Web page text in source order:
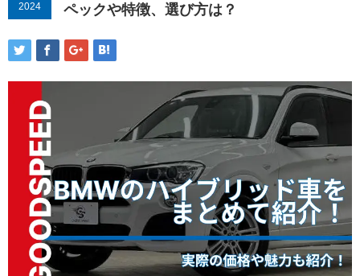
2024
ペックや特徴、選び方は？